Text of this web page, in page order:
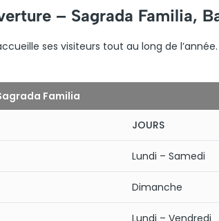
– Sagrada Familia,
ses visiteurs tout au long de
Familia
JOURS
Lundi – Samedi
Dimanche
Lundi – Vendredi